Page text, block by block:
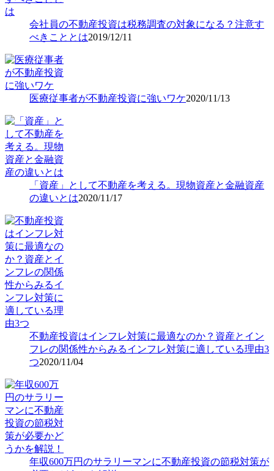
会社員の不動産投資は税務調査の対象になる？注意す
べきこととは2019/12/11
医療従事者が不動産投資に強いワケ2020/11/13
「資産」として不動産を考える。現物資産と金融資産
の違いとは2020/11/17
不動産投資はインフレ対策に最適なのか？資産とイン
フレの関係性からみるインフレ対策に適している理由3
つ2020/11/04
年収600万円のサラリーマンに不動産投資の節税対策が